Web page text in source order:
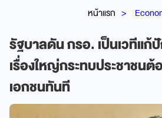
หน้าแรก
รัฐบาลดัน กรอ. เป็นเวทีแ
เรื่องใหญ่กระทบประชาชนต้
เอกชนทันที